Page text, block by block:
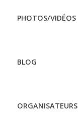
PHOTOS/VIDÉOS
BLOG
ORGANISATEURS